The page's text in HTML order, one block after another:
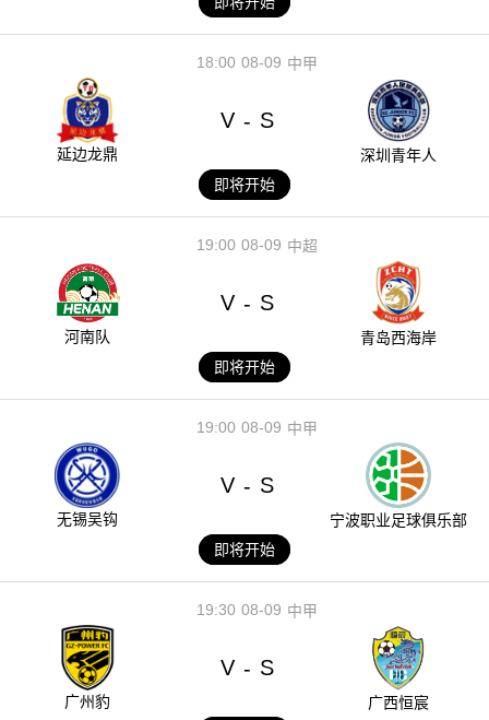
08-09
18:00 中甲
延边龙鼎
V - S
深圳青年人
即将开始
08-09
19:00 中超
河南队
V - S
青岛西海岸
即将开始
08-09
19:00 中甲
无锡吴钩
V - S
宁波职业足球俱乐部
即将开始
08-09
19:30 中甲
广州豹
V - S
广西恒宸